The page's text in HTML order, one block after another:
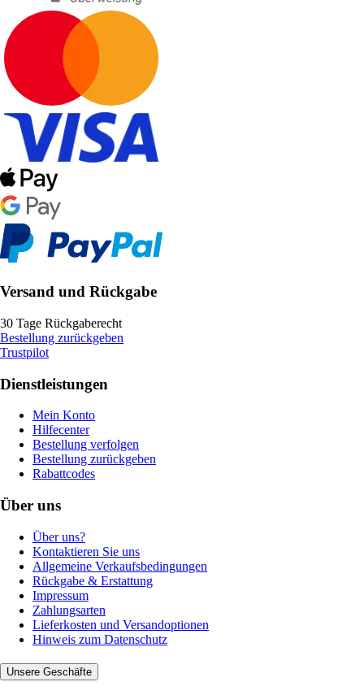
Versand und Rückgabe
30 Tage Rückgaberecht
Bestellung zurückgeben
Trustpilot
Dienstleistungen
Mein Konto
Hilfecenter
Bestellung verfolgen
Bestellung zurückgeben
Rabattcodes
Über uns
Über uns?
Kontaktieren Sie uns
Allgemeine Verkaufsbedingungen
Rückgabe & Erstattung
Impressum
Zahlungsarten
Lieferkosten und Versandoptionen
Hinweis zum Datenschutz
Unsere Geschäfte